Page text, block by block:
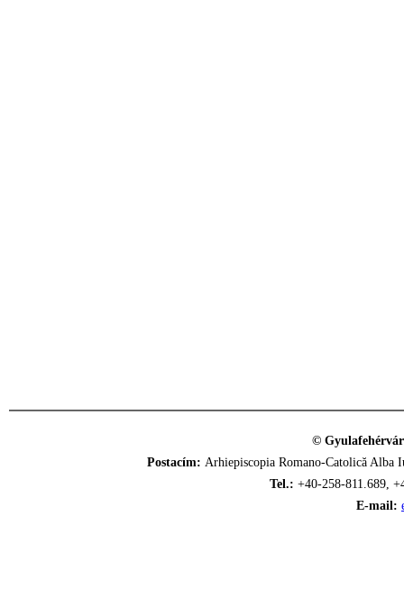
©
Postacím: Arhiepiscopia Romano-Catolică
Tel.: +40-258-811.689,
E-mail: